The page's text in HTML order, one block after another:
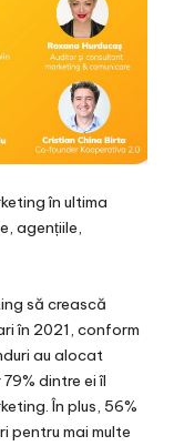
în ultima
agențiile,
să crească
în 2021, conform
au alocat
dintre ei îl
În plus, 56%
pentru mai multe